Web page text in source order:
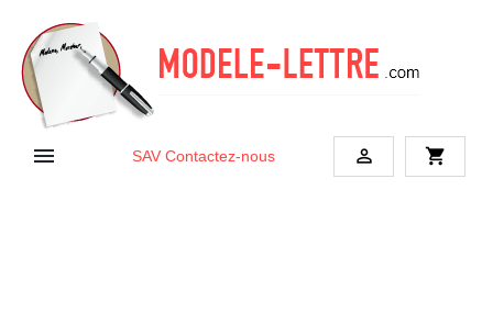
 SAV Contactez-nous  shopping_cart